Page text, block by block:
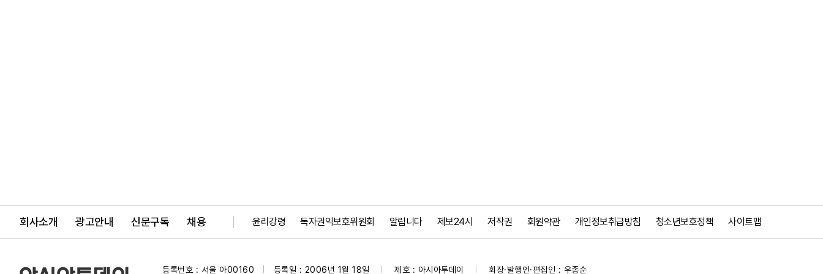
회사소개 광고안내 신문구독 채용 윤리강령 독자권익보호위원회 알립니다 제보24시 저작권 회원약관 개인정보취급방침 청소년보호정책 사이트맵
등록번호 : 서울 아00160 등록일 : 2006년 1월 18일 제호 : 아시아투데이 회장·발행인·편집인 : 우종순